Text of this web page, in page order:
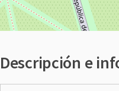
Descripción e